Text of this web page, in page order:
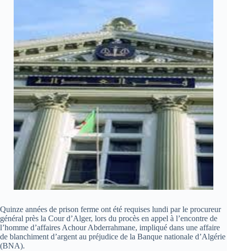
Quinze années de prison ferme ont été requises lundi par le procureur
général près la Cour d’Alger, lors du procès en appel à l’encontre de
l’homme d’affaires Achour Abderrahmane, impliqué dans une affaire
de blanchiment d’argent au préjudice de la Banque nationale d’Algérie
(BNA).